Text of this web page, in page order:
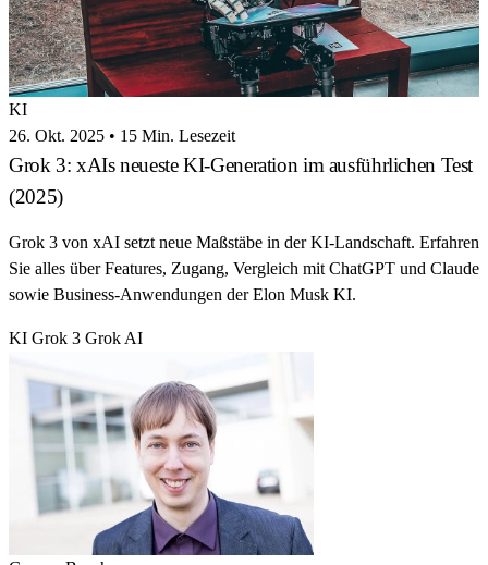
KI
26. Okt. 2025 • 15 Min. Lesezeit
Grok 3: xAIs neueste KI-Generation im ausführlichen Test
(2025)
Grok 3 von xAI setzt neue Maßstäbe in der KI-Landschaft. Erfahren
Sie alles über Features, Zugang, Vergleich mit ChatGPT und Claude
sowie Business-Anwendungen der Elon Musk KI.
KI Grok 3 Grok AI